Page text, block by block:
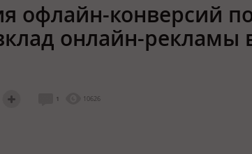
офлайн-конверсий
онлайн-
1 10626